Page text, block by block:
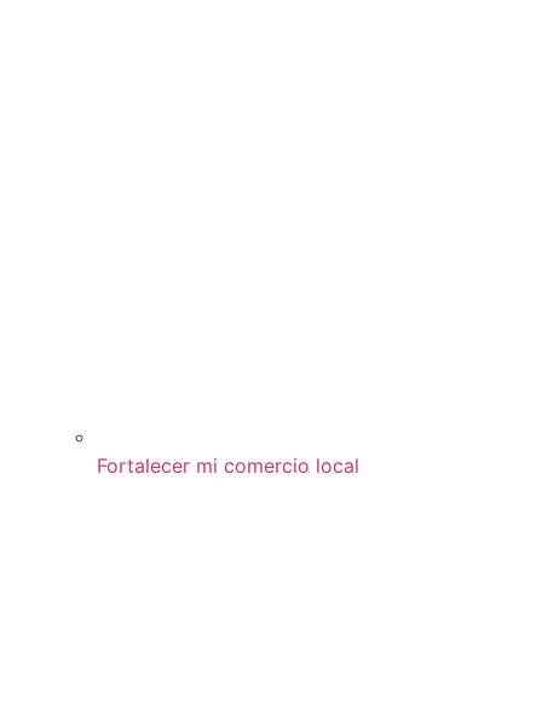
Fortalecer mi comercio local